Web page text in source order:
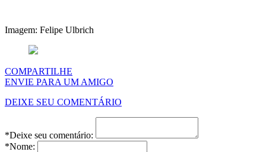
Imagem: Felipe Ulbrich
COMPARTILHE
ENVIE PARA UM AMIGO
DEIXE SEU COMENTÁRIO
*Deixe seu comentário:
*Nome: